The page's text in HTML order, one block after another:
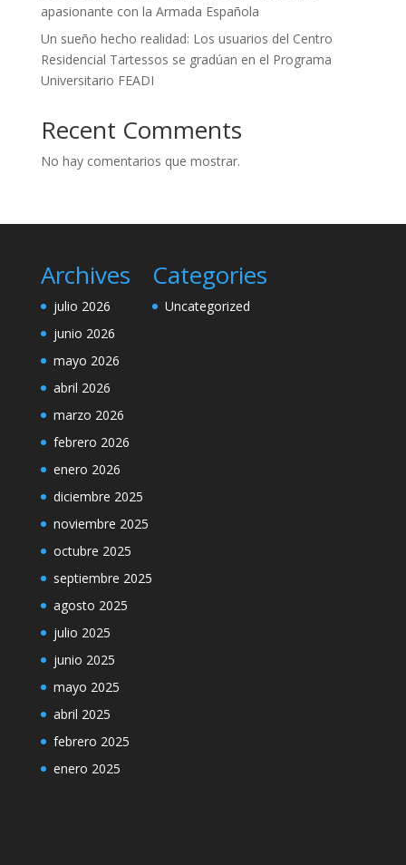
apasionante con la Armada Española
Un sueño hecho realidad: Los usuarios del Centro
Residencial Tartessos se gradúan en el Programa
Universitario FEADI
Recent Comments
No hay comentarios que mostrar.
Archives
julio 2026
junio 2026
mayo 2026
abril 2026
marzo 2026
febrero 2026
enero 2026
diciembre 2025
noviembre 2025
octubre 2025
septiembre 2025
agosto 2025
julio 2025
junio 2025
mayo 2025
abril 2025
febrero 2025
enero 2025
Categories
Uncategorized